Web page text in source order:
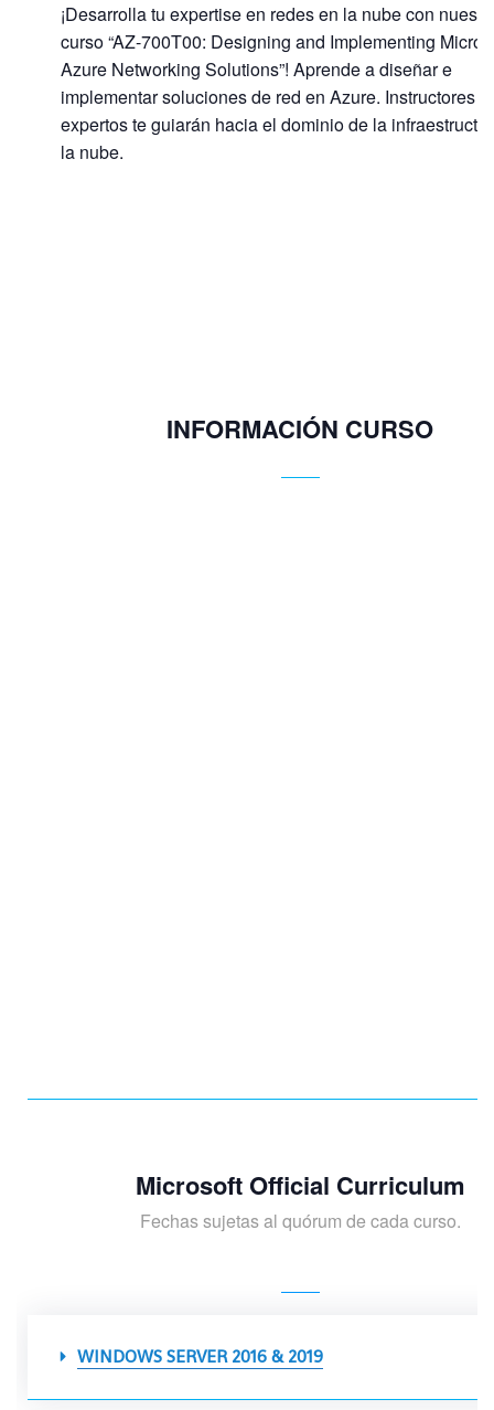
¡Desarrolla tu expertise en redes en la nube con
curso “AZ-700T00: Designing and Implementing
Azure Networking Solutions”! Aprende a diseñar e
implementar soluciones de red en Azure. Instructores
expertos te guiarán hacia el dominio de la
la nube.
INFORMACIÓN CURSO
Microsoft Official Curriculum
Fechas sujetas al quórum de cada curso.
WINDOWS SERVER 2016 & 2019